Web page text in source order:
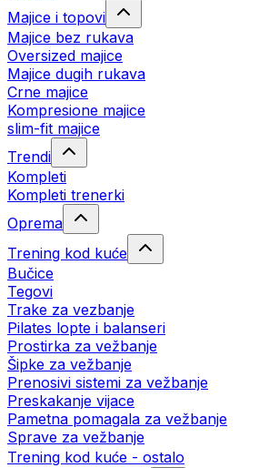
Majice i topovi
Majice bez rukava
Oversized majice
Majice dugih rukava
Crne majice
Kompresione majice
slim-fit majice
Trendi
Kompleti
Kompleti trenerki
Oprema
Trening kod kuće
Bučice
Tegovi
Trake za vezbanje
Pilates lopte i balanseri
Prostirka za vežbanje
Šipke za vežbanje
Prenosivi sistemi za vežbanje
Preskakanje vijace
Pametna pomagala za vežbanje
Sprave za vežbanje
Trening kod kuće - ostalo